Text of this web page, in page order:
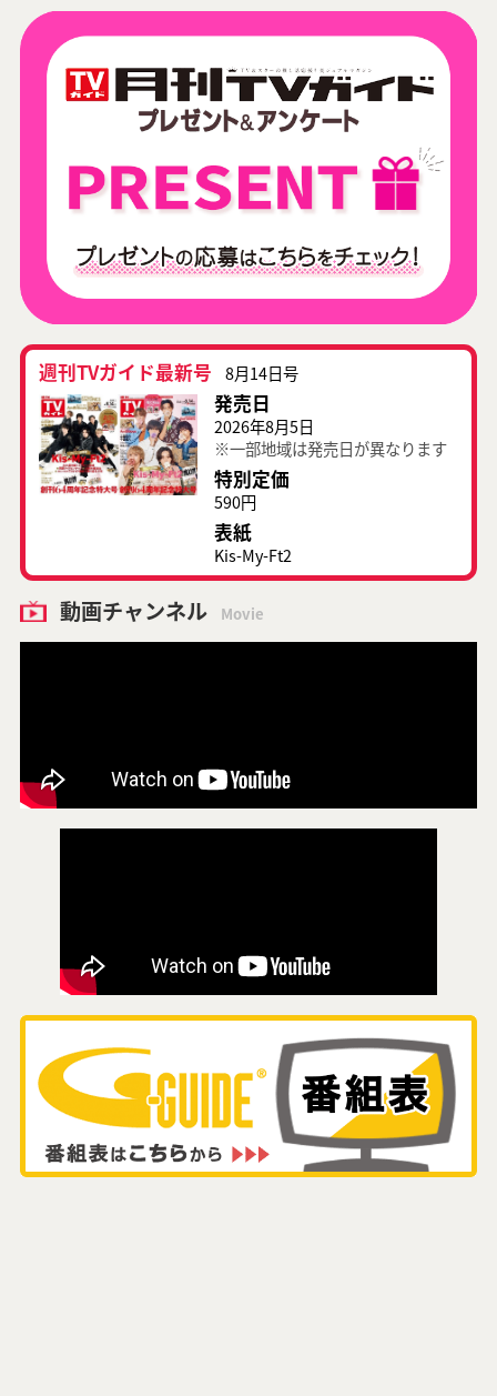
週刊TVガイド最新号 8月14日号
発売日
2026年8月5日
※一部地域は発売日が異なります
特別定価
590円
表紙
Kis-My-Ft2
動画チャンネル Movie